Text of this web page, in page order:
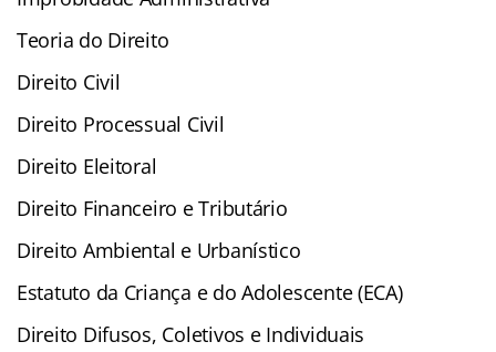
Teoria do Direito
Direito Civil
Direito Processual Civil
Direito Eleitoral
Direito Financeiro e Tributário
Direito Ambiental e Urbanístico
Estatuto da Criança e do Adolescente (ECA)
Direito Difusos, Coletivos e Individuais